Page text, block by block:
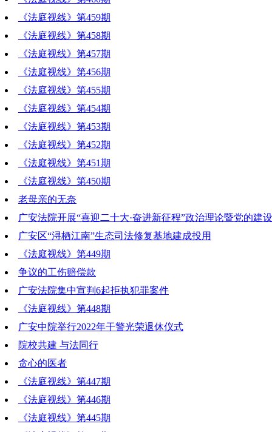
《法庭视线》第459期
《法庭视线》第458期
《法庭视线》第457期
《法庭视线》第456期
《法庭视线》第455期
《法庭视线》第454期
《法庭视线》第453期
《法庭视线》第452期
《法庭视线》第451期
《法庭视线》第450期
老母亲的无奈
广安法院开展“喜迎二十大·奋进新征程”政治理论暨党的建
广安区“浔栖江南”生态司法修复基地建成投用
《法庭视线》第449期
争议的工伤赔偿款
广安法院集中宣判6起拒执犯罪案件
《法庭视线》第448期
广安中院举行2022年干警光荣退休仪式
院校共建 与法同行
贪心的医者
《法庭视线》第447期
《法庭视线》第446期
《法庭视线》第445期